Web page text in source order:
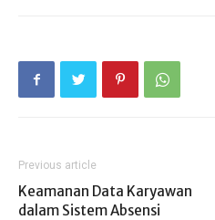
Previous article
Keamanan Data Karyawan
dalam Sistem Absensi